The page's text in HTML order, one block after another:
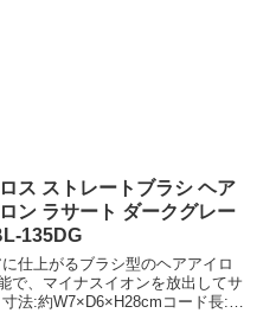
ス ストレートブラシ ヘア
ン ラサート ダークグレー
135DG
仕上がるブラシ型のヘアアイロ
で、マイナスイオンを放出してサ
法:約W7×D6×H28cmコード長:約